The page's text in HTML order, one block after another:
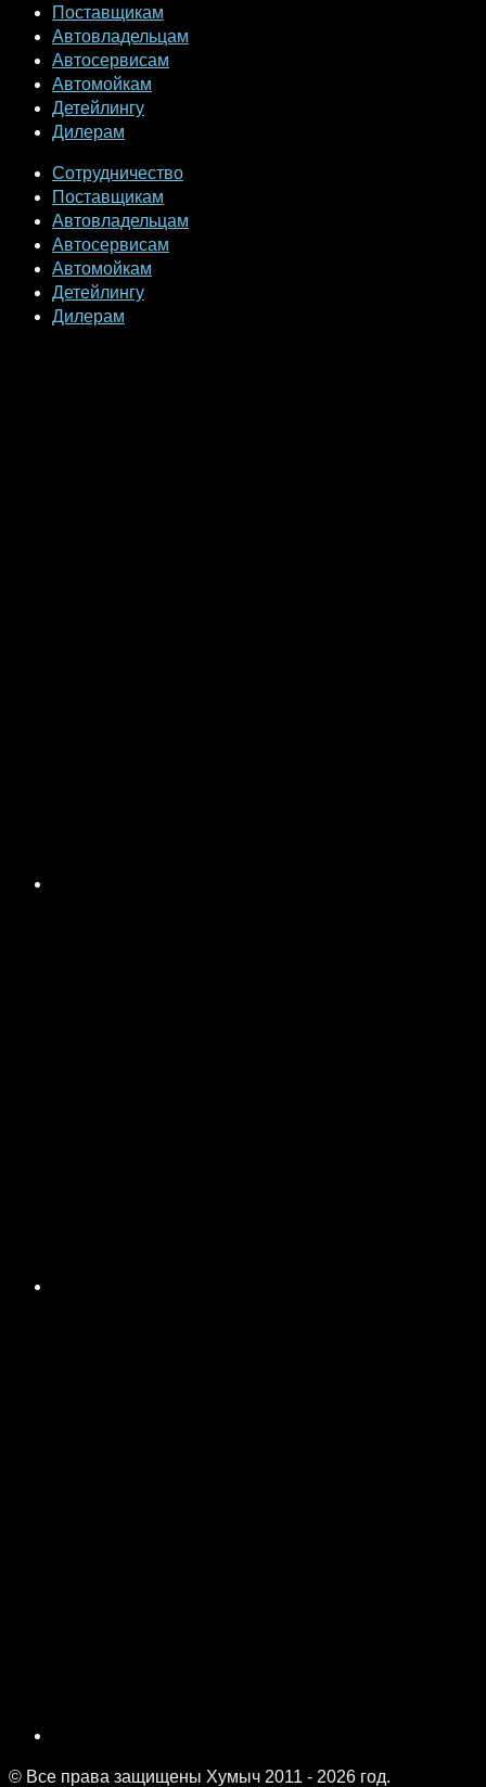
Поставщикам
Автовладельцам
Автосервисам
Автомойкам
Детейлингу
Дилерам
Сотрудничество
Поставщикам
Автовладельцам
Автосервисам
Автомойкам
Детейлингу
Дилерам
© Все права защищены Хумыч 2011 - 2026 год.